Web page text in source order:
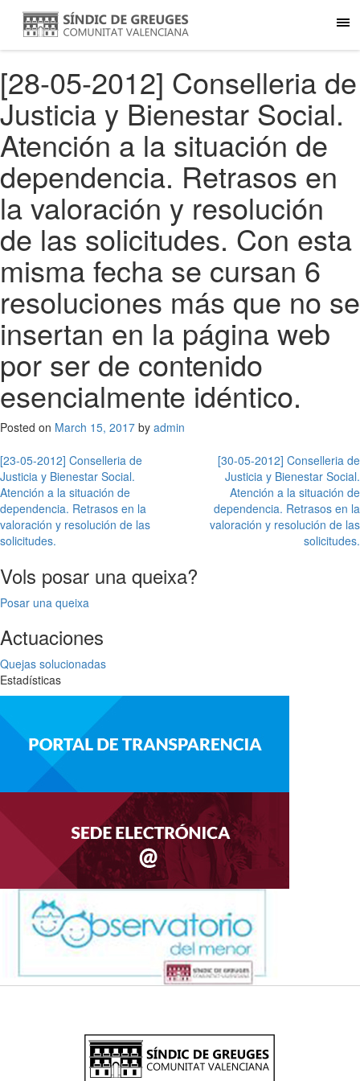
[28-05-2012] Conselleria de
Justicia y Bienestar Social.
Atención a la situación de
dependencia. Retrasos en
la valoración y resolución
de las solicitudes. Con esta
misma fecha se cursan 6
resoluciones más que no se
insertan en la página web
por ser de contenido
esencialmente idéntico.
Posted on March 15, 2017 by admin
Post
navigation
[23-05-2012] Conselleria de
Justicia y Bienestar Social.
Atención a la situación de
dependencia. Retrasos en la
valoración y resolución de las
solicitudes.
[30-05-2012] Conselleria de
Justicia y Bienestar Social.
Atención a la situación de
dependencia. Retrasos en la
valoración y resolución de las
solicitudes.
Vols posar una queixa?
Posar una queixa
Actuaciones
Quejas solucionadas
Estadísticas